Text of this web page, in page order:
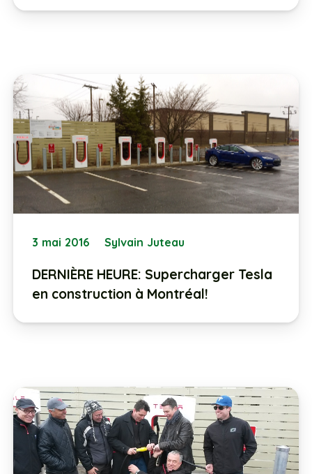
3 mai 2016 Sylvain Juteau
DERNIÈRE HEURE: Supercharger Tesla
en construction à Montréal!